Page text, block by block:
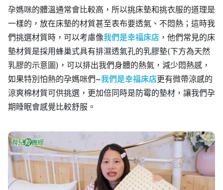
孕媽咪的體溫通常會比較高，所以挑床墊和挑衣服的道理是
一樣的，放在床墊的材質甚至表布要透氣、不悶熱；這時我
們挑選材質時，可以考慮像我們是幸福床店 ，他們常見的床
墊材質是採用蜂巢式具有排濕透氣孔的乳膠墊(下方為天然
乳膠的示意圖)，可以排出我們身體的熱氣，減少悶熱感，
如果特別怕熱的孕媽咪們~我們是幸福床店更有微帶涼感的
涼爽棉材質可供挑選，更加倍同時是防霉的墊材，讓我們孕
期睡眠會感覺比較舒服。